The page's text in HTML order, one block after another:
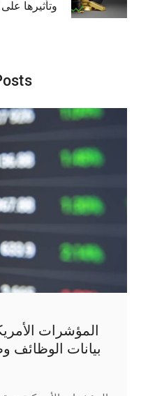
وتأثيرها
المؤشرات
بيانات الوظائف